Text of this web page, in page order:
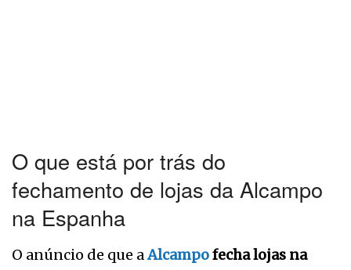
O que está por trás do
fechamento de lojas da Alcampo
na Espanha
O anúncio de que aAlcampofecha lojas na